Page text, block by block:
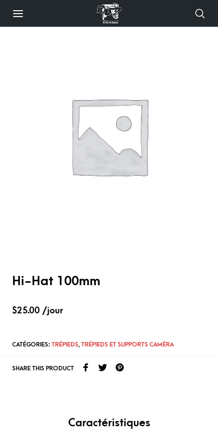
Hi-Hat 100mm
$25.00 /jour
CATÉGORIES: TRÉPIEDS, TRÉPIEDS ET SUPPORTS CAMÉRA
SHARE THIS PRODUCT
Caractéristiques